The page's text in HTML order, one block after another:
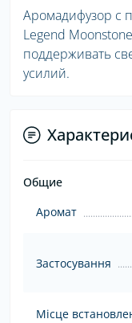
Аромадифузор с
Legend
поддерживать
усилий.
Общие
Аромат
Застосування
Місце